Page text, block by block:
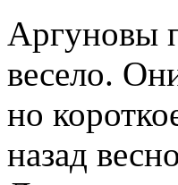
Аргуновы
весело.
но
назад